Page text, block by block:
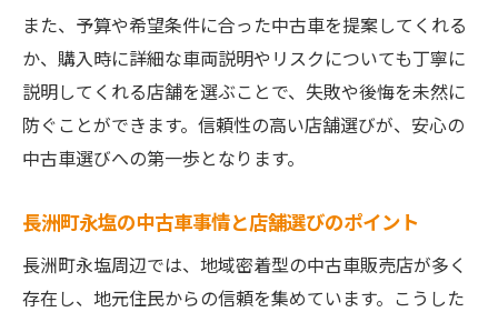
中古車選びで地元密着が強みになる理由と
は
信頼できる中古車紹介の実例とその特徴
地域の口コミや評判が中古車店選びに役立
地元で安心できる中古車購入のサポート体
制を紹介
中古車選びで注目すべきポイントは何か
また、予算や希望条件に合った中古車を提案してくれる
か、購入時に詳細な車両説明やリスクについても丁寧に
説明してくれる店舗を選ぶことで、失敗や後悔を未然に
防ぐことができます。信頼性の高い店舗選びが、安心の
中古車選びへの第一歩となります。
長洲町永塩の中古車事情と店舗選びのポイント
長洲町永塩周辺では、地域密着型の中古車販売店が多く
存在し、地元住民からの信頼を集めています。こうした